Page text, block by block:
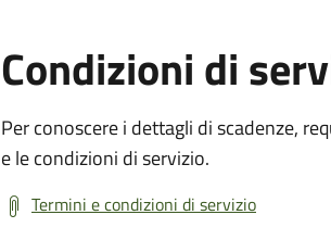
Condizioni di
Per conoscere i dettagli di scadenze,
e le condizioni di servizio.
Termini e condizioni di servizio